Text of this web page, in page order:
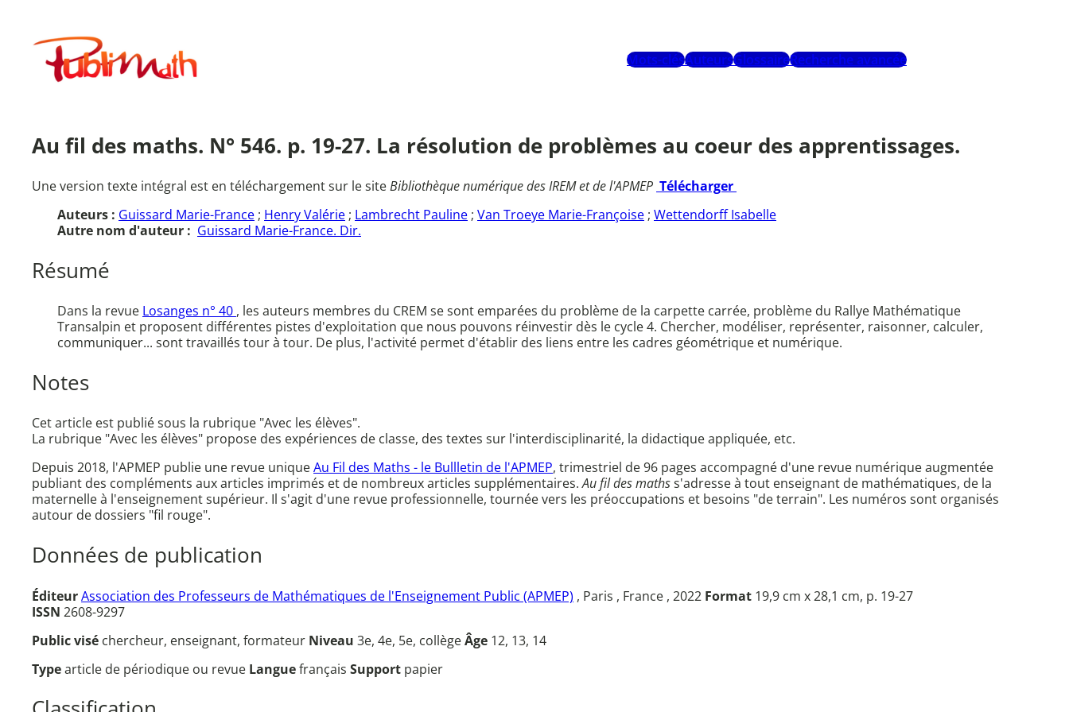
contenuPublimath
Mots-clésAuteursGlossaireRecherche avancée
Au fil des maths. N° 546. p. 19-27. La résolution de problèmes au coeur des apprentissages.
Une version texte intégral est en téléchargement sur le siteBibliothèque numérique des IREM et de l'APMEP Télécharger
Auteurs : Guissard Marie-France ; Henry Valérie ; Lambrecht Pauline ; Van Troeye Marie-Françoise ; Wettendorff Isabelle
Autre nom d'auteur : Guissard Marie-France. Dir.
Résumé
Dans la revue Losanges n° 40 , les auteurs membres du CREM se sont emparées du problème de la carpette carrée, problème du Rallye Mathématique
Transalpin et proposent différentes pistes d'exploitation que nous pouvons réinvestir dès le cycle 4. Chercher, modéliser, représenter, raisonner, calculer,
communiquer... sont travaillés tour à tour. De plus, l'activité permet d'établir des liens entre les cadres géométrique et numérique.
Notes
Cet article est publié sous la rubrique "Avec les élèves".
La rubrique "Avec les élèves" propose des expériences de classe, des textes sur l'interdisciplinarité, la didactique appliquée, etc.
Depuis 2018, l'APMEP publie une revue uniqueAu Fil des Maths - le Bullletin de l'APMEP, trimestriel de 96 pages accompagné d'une revue numérique augmentée
publiant des compléments aux articles imprimés et de nombreux articles supplémentaires.Au fil des mathss'adresse à tout enseignant de mathématiques, de la
maternelle à l'enseignement supérieur. Il s'agit d'une revue professionnelle, tournée vers les préoccupations et besoins "de terrain". Les numéros sont organisés
autour de dossiers "fil rouge".
Données de publication
ÉditeurAssociation des Professeurs de Mathématiques de l'Enseignement Public (APMEP) , Paris , France , 2022 Format 19,9 cm x 28,1 cm, p. 19-27
ISSN 2608-9297
Public visé chercheur, enseignant, formateur Niveau 3e, 4e, 5e, collègeÂge 12, 13, 14
Typearticle de périodique ou revue Languefrançais Support papier